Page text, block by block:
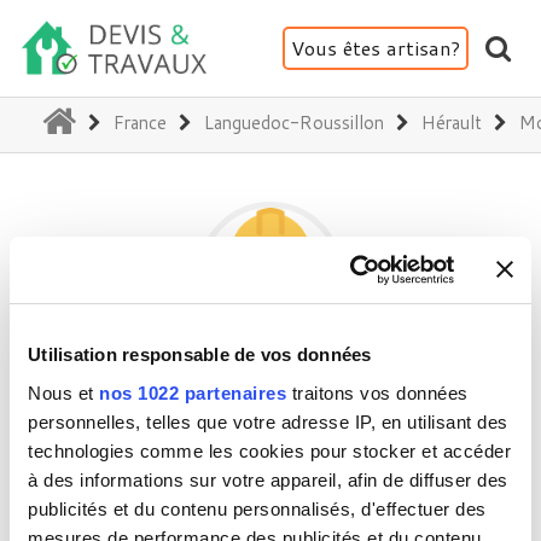
Utilisation responsable de vos données
Nous et nos 1022 partenaires traitons vos données
personnelles, telles que votre adresse IP, en utilisant des
technologies comme les cookies pour stocker et accéder
à des informations sur votre appareil, afin de diffuser des
publicités et du contenu personnalisés, d'effectuer des
Vous êtes artisan?
(current)
France Languedoc-Roussillon Hérault
EI
34000 Montpellier
Activité(s) : Rénovation intérieure